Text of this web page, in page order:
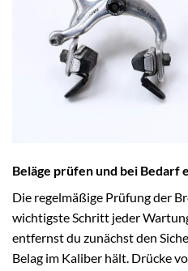
Beläge prüfen und bei Bedarf
Die regelmäßige Prüfung der
wichtigste Schritt jeder
entfernst du zunächst den
Belag im Kaliber hält. Drücke